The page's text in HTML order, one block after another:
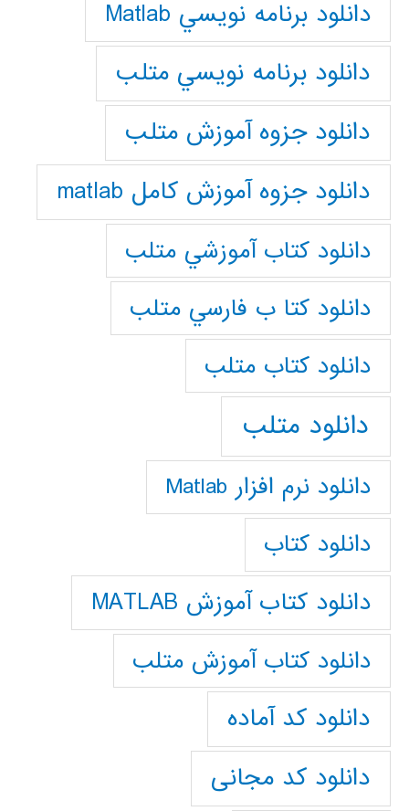
دانلود برنامه نويسي Matlab
دانلود برنامه نويسي متلب
دانلود جزوه آموزش متلب
دانلود جزوه آموزش کامل matlab
دانلود كتاب آموزشي متلب
دانلود كتا ب فارسي متلب
دانلود كتاب متلب
دانلود متلب
دانلود نرم افزار Matlab
دانلود کتاب
دانلود کتاب آموزش MATLAB
دانلود کتاب آموزش متلب
دانلود کد آماده
دانلود کد مجانی